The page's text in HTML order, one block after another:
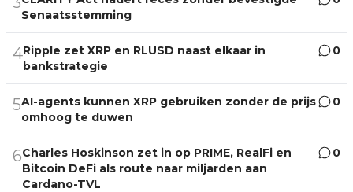
Senaatsstemming
4Ripple zet XRP en RLUSD naast elkaar in
bankstrategie
0
5AI-agents kunnen XRP gebruiken zonder de prijs
omhoog te duwen
0
6Charles Hoskinson zet in op PRIME, RealFi en
Bitcoin DeFi als route naar miljarden aan
Cardano-TVL
0